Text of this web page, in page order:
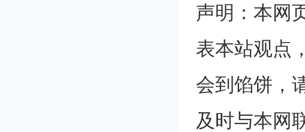
等师范教育
也有名，排
声明：本网
表本站观点
会到馅饼，
及时与本网